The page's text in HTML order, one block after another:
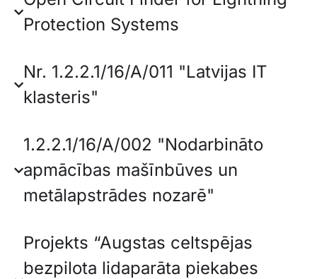
Protection Systems
Nr. 1.2.2.1/16/A/011 "Latvijas IT
klasteris"
1.2.2.1/16/A/002 "Nodarbināto
apmācības mašīnbūves un
metālapstrādes nozarē"
Projekts “Augstas celtspējas
bezpilota lidaparāta piekabes